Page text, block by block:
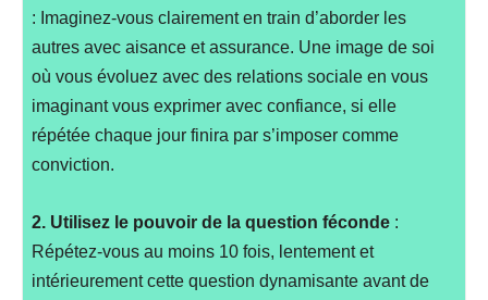
: Imaginez-vous clairement en train d’aborder les
autres avec aisance et assurance. Une image de soi
où vous évoluez avec des relations sociale en vous
imaginant vous exprimer avec confiance, si elle
répétée chaque jour finira par s’imposer comme
conviction.
2. Utilisez le pouvoir de la question féconde :
Répétez-vous au moins 10 fois, lentement et
intérieurement cette question dynamisante avant de